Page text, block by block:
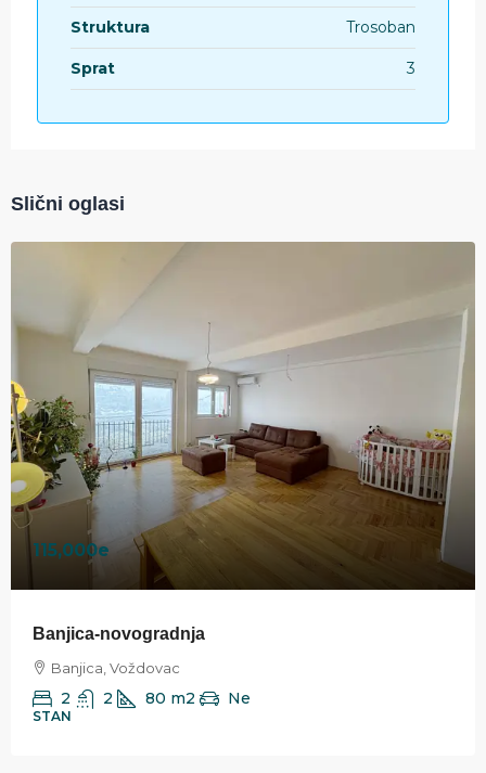
Struktura Trosoban
Sprat 3
Slični oglasi
115,000e
Banjica-novogradnja
Banjica, Voždovac
2 2 80 m2 Ne
STAN